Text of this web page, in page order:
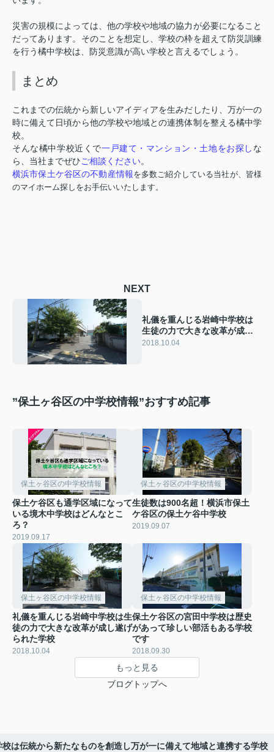
災害の規模によっては、他の学校や地域の協力が必要になること
だってあります。 そのことを想定し、学校の枠を超えて防災訓練
を行う橘中学校は、防災意識が高い学校と言えるでしょう。
まとめ
これまでの伝統から新しいアイディアを生みだしたり、万が一の
時に備えて日頃から他の学校や地域との連携体制を整える橘中学
校。
そんな橘中学校近くで一戸建て・マンション・土地をお探し な
ら、当社までぜひ ご相談ください。
横浜市保土ケ谷区の不動産情報を多数ご紹介している当社が、皆様
のマイホーム探しをお手伝いいたします。
NEXT
礼儀を重んじる岩崎中学校は
生徒の力で大きな改革が成し
遂げられた学校
2018.10.04
”保土ヶ谷区の中学校情報”おすすめ記事
保土ヶ谷区の中学校情報
保土ケ谷区も通学区域になって
いる境木中学校はどんなとこ
ろ？
2019.09.17
保土ヶ谷区の中学校情報
生徒数は900名超！横浜市保土
ケ谷区の保土ケ谷中学校
2019.09.07
保土ヶ谷区の中学校情報
礼儀を重んじる岩崎中学校は生
徒の力で大きな改革が成し遂げ
られた学校
2018.10.04
保土ヶ谷区の中学校情報
保土ケ谷区の宮田中学校は歴史
があって珍しい部活もある学校
です
2018.09.30
もっと見る
ブログトップへ
校は伝統から新たなものを創造し万が一に備えて地域と連携する学校